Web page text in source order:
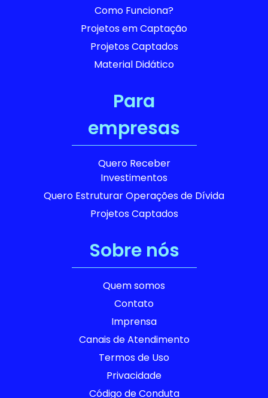
Como Funciona?
Projetos em Captação
Projetos Captados
Material Didático
Para
empresas
Quero Receber
Investimentos
Quero Estruturar Operações de Dívida
Projetos Captados
Sobre nós
Quem somos
Contato
Imprensa
Canais de Atendimento
Termos de Uso
Privacidade
Código de Conduta